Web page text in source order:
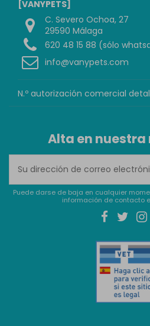
[VANYPETS]
C. Severo Ochoa, 27
29590 Málaga
620 48 15 88 (sólo
info@vanypets.com
N.º autorización comercial
Alta en
Puede darse de baja en cualquier
información de contacto